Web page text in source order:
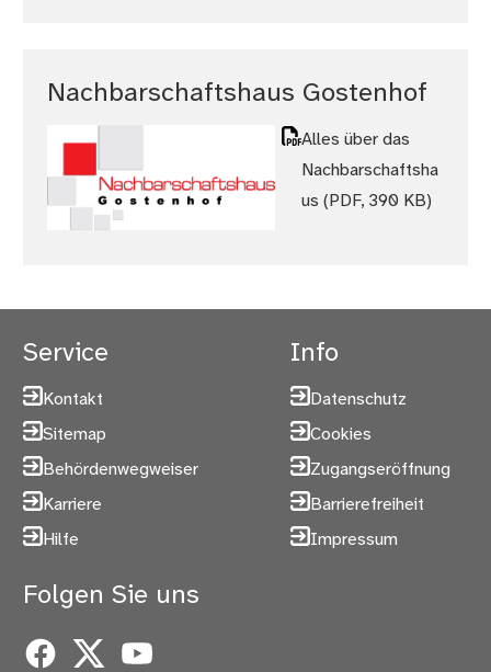
Nachbarschaftshaus Gostenhof
Alles über das
Nachbarschaftsha
us (PDF, 390 KB)
Service
Kontakt
Sitemap
Behördenwegweiser
Karriere
Hilfe
Info
Datenschutz
Cookies
Zugangseröffnung
Barrierefreiheit
Impressum
Folgen Sie uns
Facebook
X YouTube